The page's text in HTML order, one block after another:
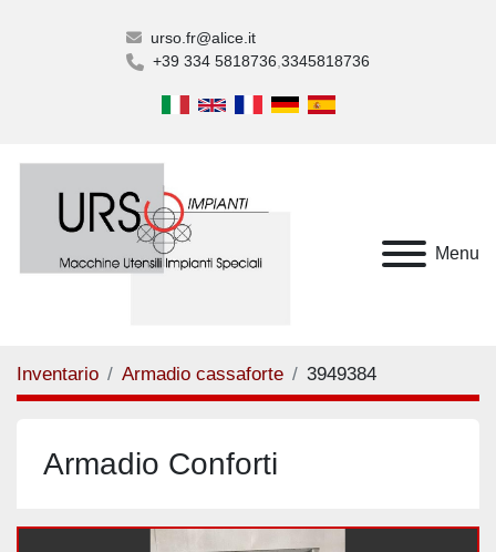
urso.fr@alice.it
+39 334 5818736 3345818736
Menu
Inventario Armadio cassaforte 3949384
Armadio Conforti